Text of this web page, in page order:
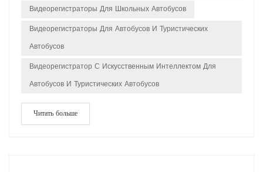
Видеорегистраторы Для Школьных Автобусов
Видеорегистраторы Для Автобусов И Туристических
Автобусов
Видеорегистратор С Искусственным Интеллектом Для
Автобусов И Туристических Автобусов
Читать больше